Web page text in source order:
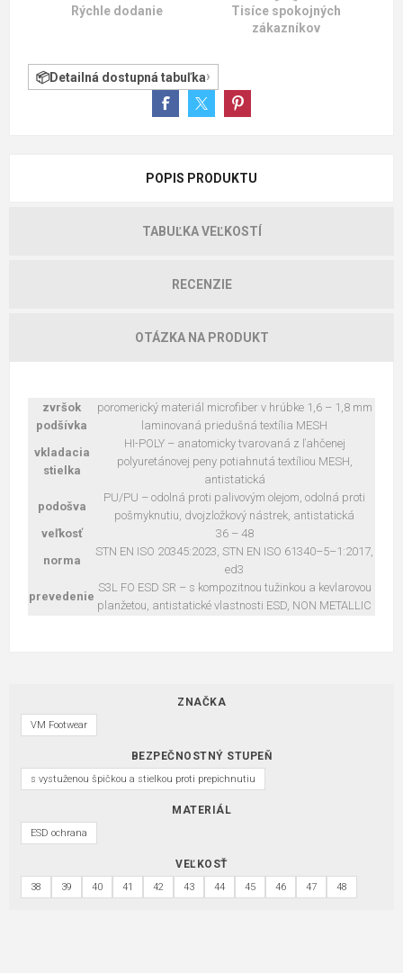
Rýchle dodanie
Tisíce spokojných
zákazníkov
Detailná dostupná tabuľka
POPIS PRODUKTU
TABUĽKA VEĽKOSTÍ
RECENZIE
OTÁZKA NA PRODUKT
zvršok
poromerický materiál microfiber v hrúbke 1,6 – 1,8 mm
podšívka
laminovaná priedušná textília MESH
vkladacia
stielka
HI-POLY – anatomicky tvarovaná z ľahčenej
polyuretánovej peny potiahnutá textíliou MESH,
antistatická
podošva
PU/PU – odolná proti palivovým olejom, odolná proti
pošmyknutiu, dvojzložkový nástrek, antistatická
veľkosť
36 – 48
norma
STN EN ISO 20345:2023, STN EN ISO 61340–5–1:2017,
ed3
prevedenie
S3L FO ESD SR – s kompozitnou tužinkou a kevlarovou
planžetou, antistatické vlastnosti ESD, NON METALLIC
ZNAČKA
VM Footwear
BEZPEČNOSTNÝ STUPEŇ
s vystuženou špičkou a stielkou proti prepichnutiu
MATERIÁL
ESD ochrana
VEĽKOSŤ
38 39 40 41 42 43 44 45 46 47 48